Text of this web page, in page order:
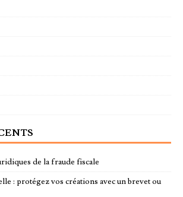
de la fraude fiscale
: protégez vos créations avec un brevet ou